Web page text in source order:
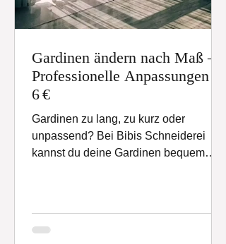
Gardinen ändern nach Maß –
Professionelle Anpassungen ab
6 €
Gardinen zu lang, zu kurz oder
unpassend? Bei Bibis Schneiderei
kannst du deine Gardinen bequem
Wunsch. Spare dir den Neukauf und